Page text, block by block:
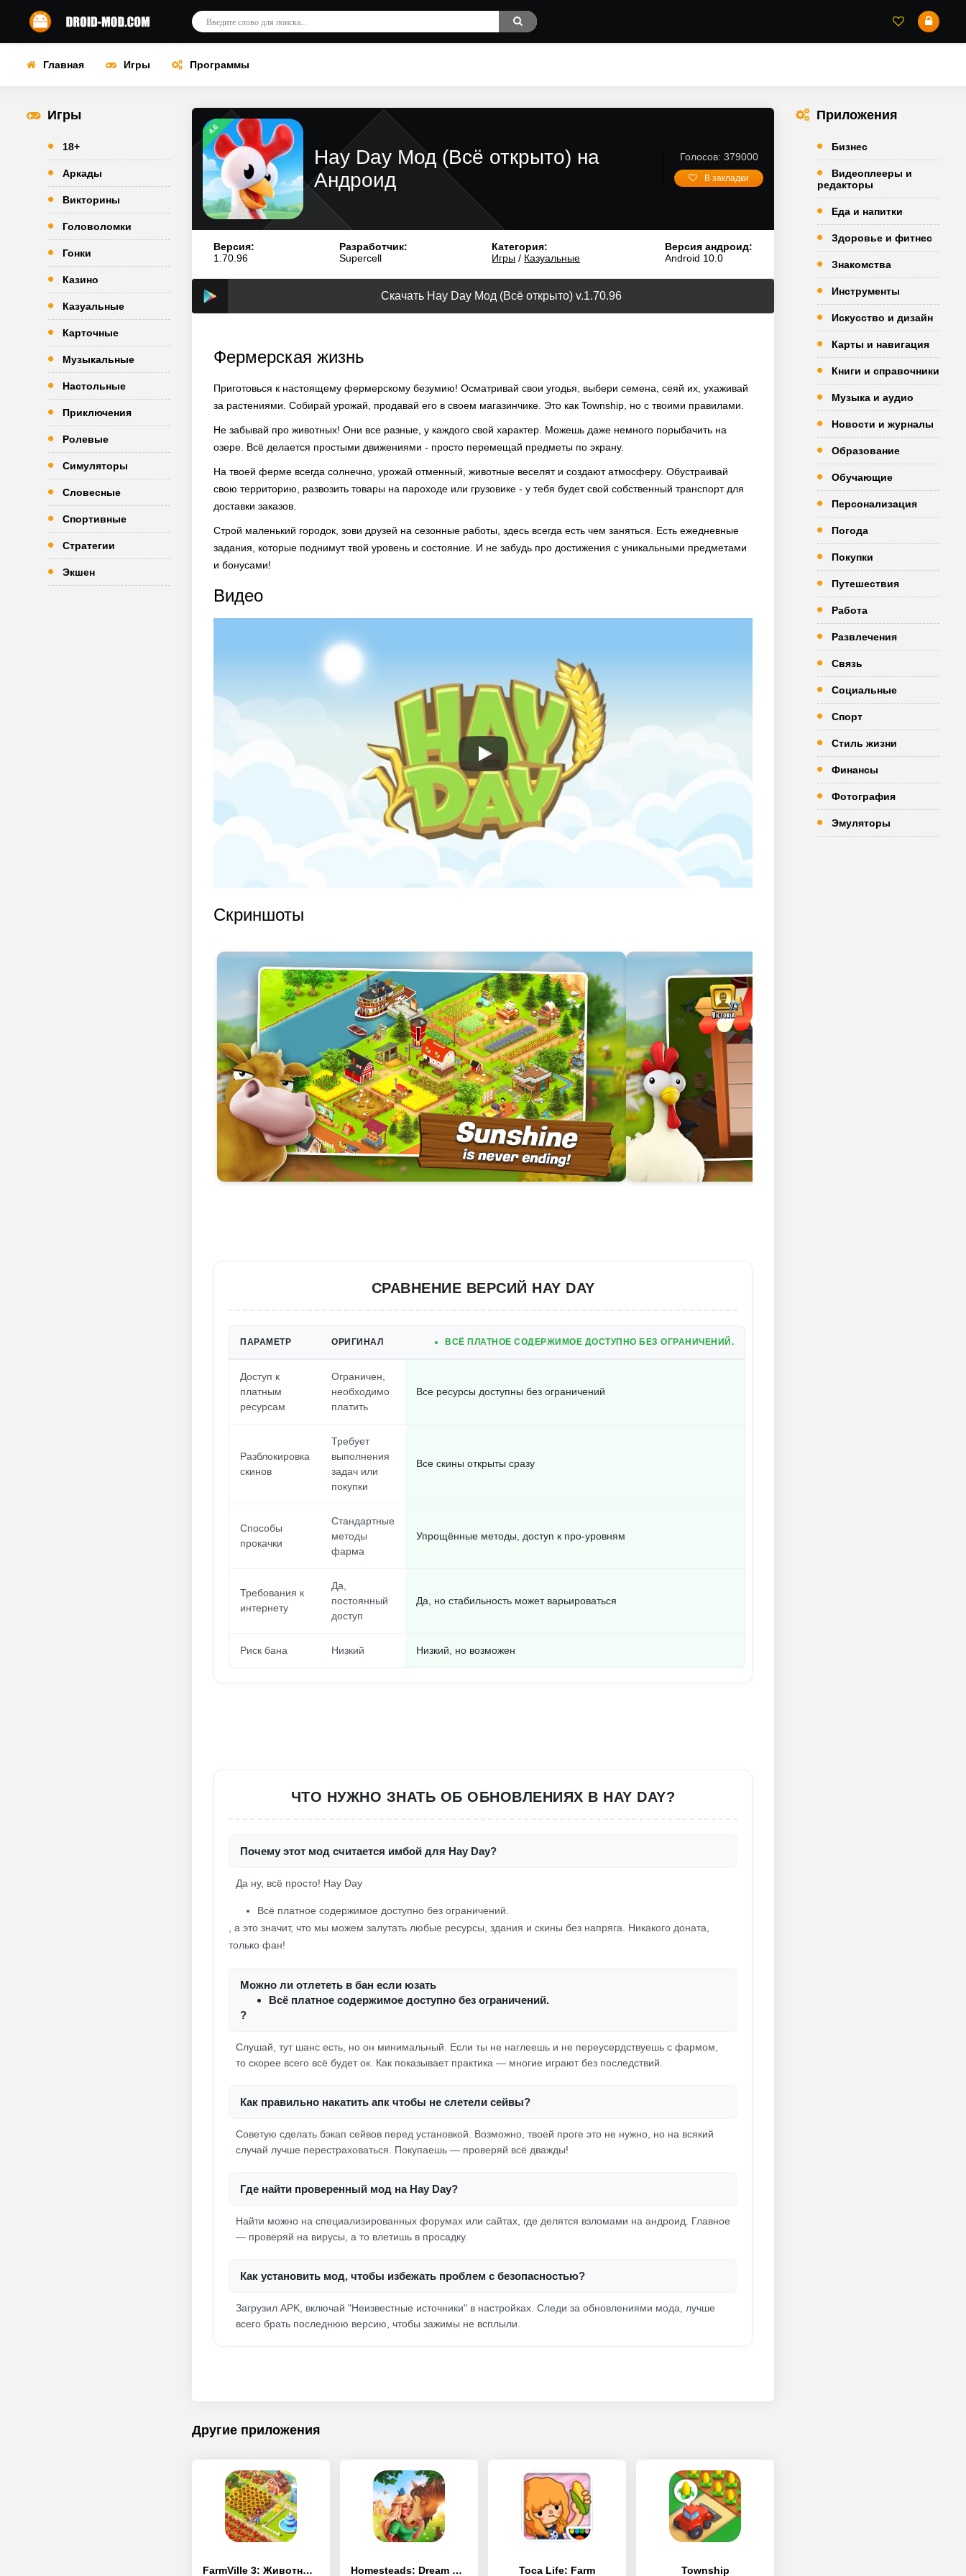
Главная Игры Программы
Игры
18+
Аркады
Викторины
Головоломки
Гонки
Казино
Казуальные
Карточные
Музыкальные
Настольные
Приключения
Ролевые
Симуляторы
Словесные
Спортивные
Стратегии
Экшен
4.6
Hay Day Мод (Всё открыто) на
Андроид
Голосов: 379000
В закладки
Версия:
1.70.96
Разработчик:
Supercell
Категория:
Игры / Казуальные
Версия андроид:
Android 10.0
Скачать Hay Day Мод (Всё открыто) v.1.70.96
Фермерская жизнь
Приготовься к настоящему фермерскому безумию! Осматривай свои угодья, выбери семена, сеяй их, ухаживай
за растениями. Собирай урожай, продавай его в своем магазинчике. Это как Township, но с твоими правилами.
Не забывай про животных! Они все разные, у каждого свой характер. Можешь даже немного порыбачить на
озере. Всё делается простыми движениями - просто перемещай предметы по экрану.
На твоей ферме всегда солнечно, урожай отменный, животные веселят и создают атмосферу. Обустраивай
свою территорию, развозить товары на пароходе или грузовике - у тебя будет свой собственный транспорт для
доставки заказов.
Строй маленький городок, зови друзей на сезонные работы, здесь всегда есть чем заняться. Есть ежедневные
задания, которые поднимут твой уровень и состояние. И не забудь про достижения с уникальными предметами
и бонусами!
Видео
Скриншоты
СРАВНЕНИЕ ВЕРСИЙ HAY DAY
ПАРАМЕТР ОРИГИНАЛ ВСЁ ПЛАТНОЕ СОДЕРЖИМОЕ ДОСТУПНО БЕЗ ОГРАНИЧЕНИЙ.
Доступ к
платным
ресурсам
Ограничен,
необходимо
платить
Все ресурсы доступны без ограничений
Разблокировка
скинов
Требует
выполнения
задач или
покупки
Все скины открыты сразу
Способы
прокачки
Стандартные
методы
фарма
Упрощённые методы, доступ к про-уровням
Требования к
интернету
Да,
постоянный
доступ
Да, но стабильность может варьироваться
Риск бана Низкий Низкий, но возможен
ЧТО НУЖНО ЗНАТЬ ОБ ОБНОВЛЕНИЯХ В HAY DAY?
Почему этот мод считается имбой для Hay Day?
Да ну, всё просто! Hay Day
Всё платное содержимое доступно без ограничений.
, а это значит, что мы можем залутать любые ресурсы, здания и скины без напряга. Никакого доната,
только фан!
Можно ли отлететь в бан если юзать
Всё платное содержимое доступно без ограничений.
?
Слушай, тут шанс есть, но он минимальный. Если ты не наглеешь и не переусердствуешь с фармом,
то скорее всего всё будет ок. Как показывает практика — многие играют без последствий.
Как правильно накатить апк чтобы не слетели сейвы?
Советую сделать бэкап сейвов перед установкой. Возможно, твоей проге это не нужно, но на всякий
случай лучше перестраховаться. Покупаешь — проверяй всё дважды!
Где найти проверенный мод на Hay Day?
Найти можно на специализированных форумах или сайтах, где делятся взломами на андроид. Главное
— проверяй на вирусы, а то влетишь в просадку.
Как установить мод, чтобы избежать проблем с безопасностью?
Загрузил APK, включай "Неизвестные источники" в настройках. Следи за обновлениями мода, лучше
всего брать последнюю версию, чтобы зажимы не всплыли.
Другие приложения
FarmVille 3: Животные на ферме Homesteads: Dream Farm Toca Life: Farm Township
Приложения
Бизнес
Видеоплееры и
редакторы
Еда и напитки
Здоровье и фитнес
Знакомства
Инструменты
Искусство и дизайн
Карты и навигация
Книги и справочники
Музыка и аудио
Новости и журналы
Образование
Обучающие
Персонализация
Погода
Покупки
Путешествия
Работа
Развлечения
Связь
Социальные
Спорт
Стиль жизни
Финансы
Фотография
Эмуляторы